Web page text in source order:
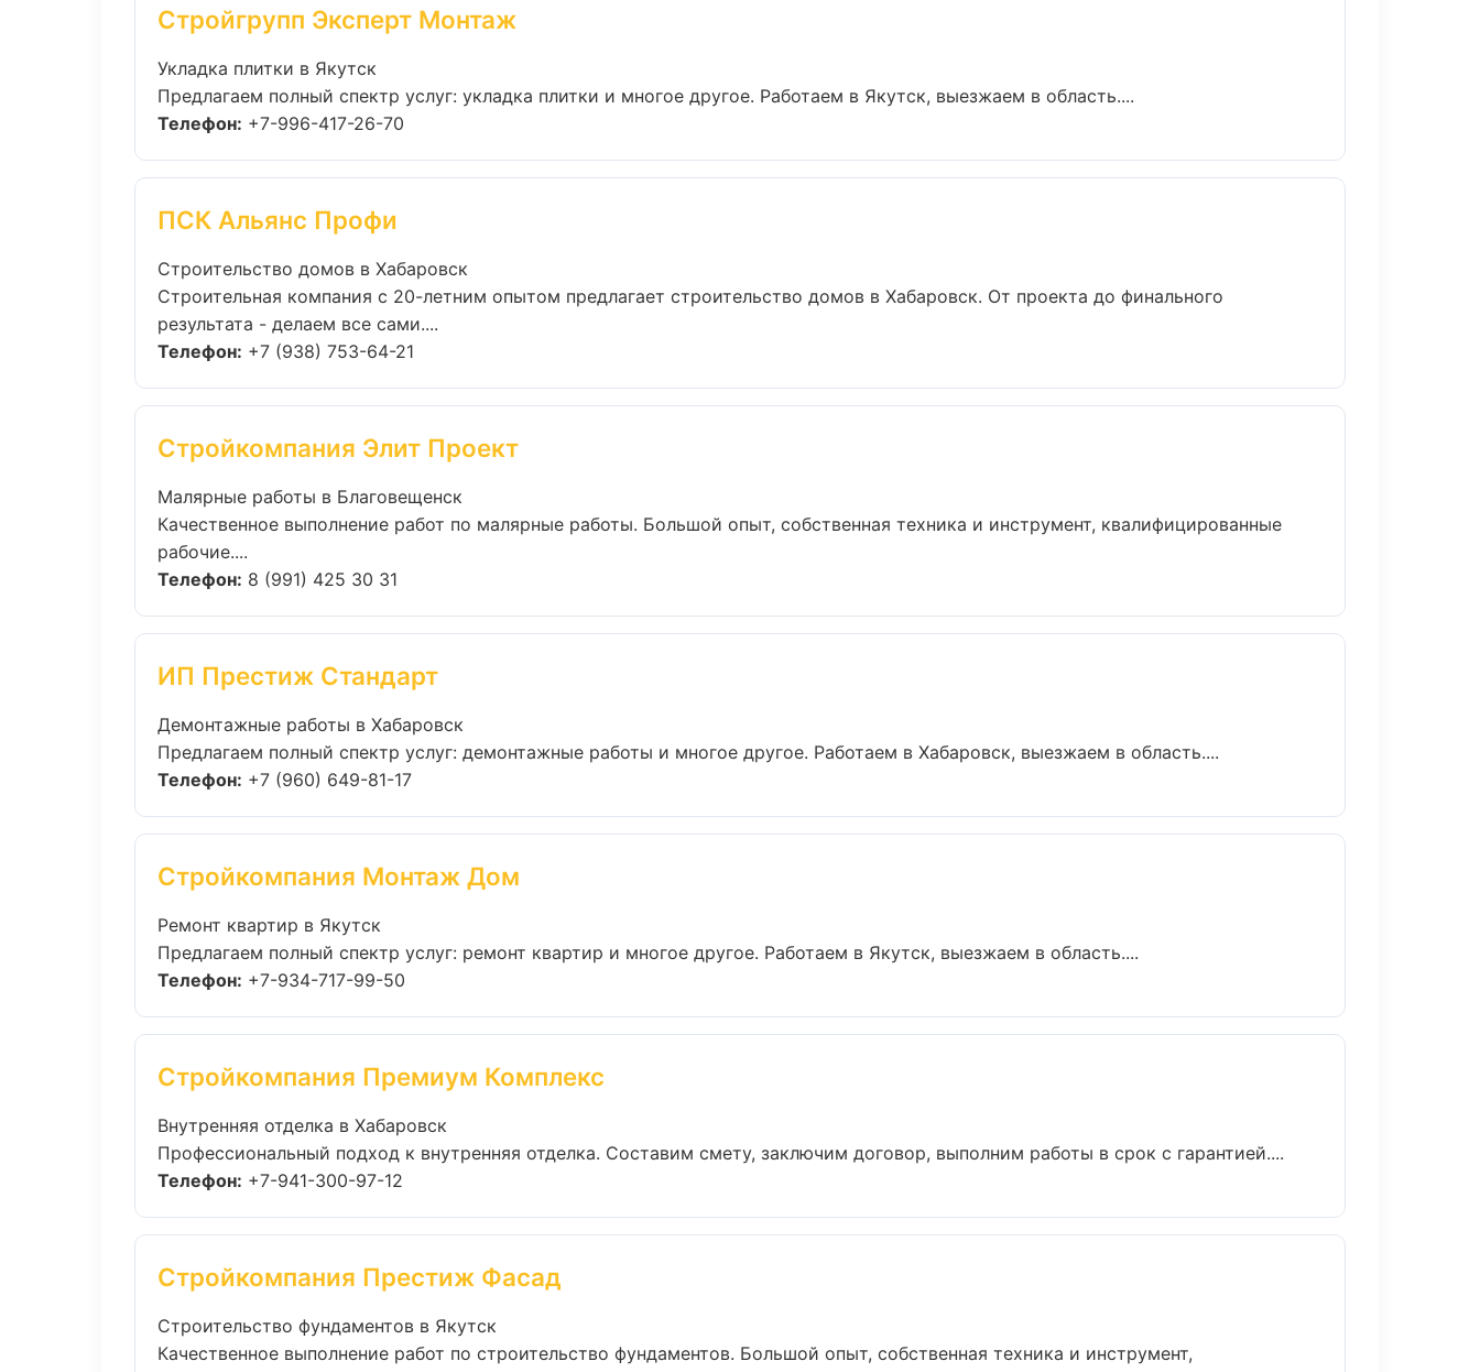
Стройгрупп Эксперт Монтаж
Укладка плитки в Якутск
Предлагаем полный спектр услуг: укладка плитки и многое другое. Работаем в Якутск, выезжаем в область....
Телефон: +7-996-417-26-70
ПСК Альянс Профи
Строительство домов в Хабаровск
Строительная компания с 20-летним опытом предлагает строительство домов в Хабаровск. От проекта до финального
результата - делаем все сами....
Телефон: +7 (938) 753-64-21
Стройкомпания Элит Проект
Малярные работы в Благовещенск
Качественное выполнение работ по малярные работы. Большой опыт, собственная техника и инструмент, квалифицированные
рабочие....
Телефон: 8 (991) 425 30 31
ИП Престиж Стандарт
Демонтажные работы в Хабаровск
Предлагаем полный спектр услуг: демонтажные работы и многое другое. Работаем в Хабаровск, выезжаем в область....
Телефон: +7 (960) 649-81-17
Стройкомпания Монтаж Дом
Ремонт квартир в Якутск
Предлагаем полный спектр услуг: ремонт квартир и многое другое. Работаем в Якутск, выезжаем в область....
Телефон: +7-934-717-99-50
Стройкомпания Премиум Комплекс
Внутренняя отделка в Хабаровск
Профессиональный подход к внутренняя отделка. Составим смету, заключим договор, выполним работы в срок с гарантией....
Телефон: +7-941-300-97-12
Стройкомпания Престиж Фасад
Строительство фундаментов в Якутск
Качественное выполнение работ по строительство фундаментов. Большой опыт, собственная техника и инструмент,